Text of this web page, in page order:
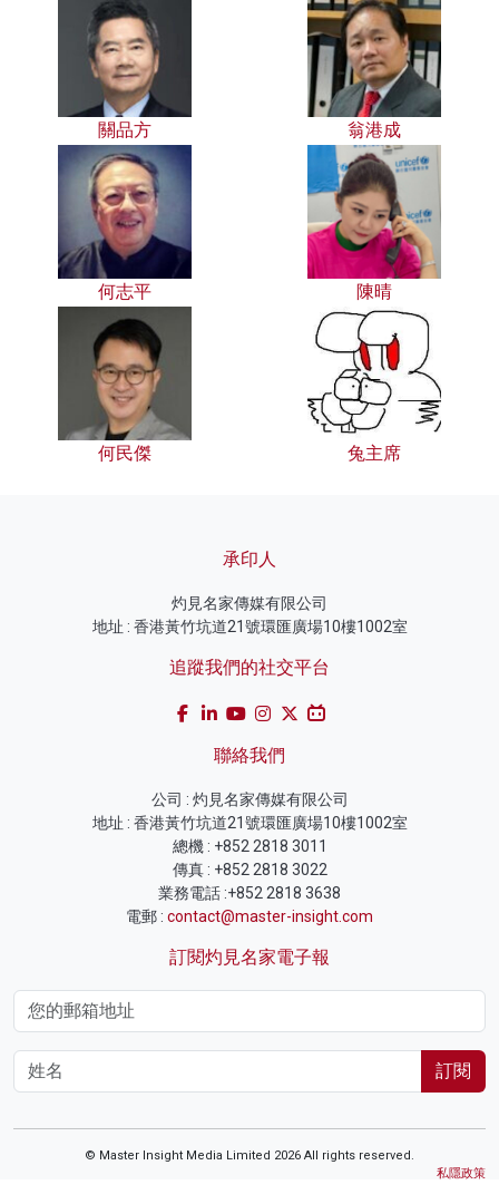
關品方 翁港成
何志平 陳晴
何民傑 兔主席
承印人
灼見名家傳媒有限公司
地址 : 香港黃竹坑道21號環匯廣場10樓1002室
追蹤我們的社交平台
聯絡我們
公司 : 灼見名家傳媒有限公司
地址 : 香港黃竹坑道21號環匯廣場10樓1002室
總機 : +852 2818 3011
傳真 : +852 2818 3022
業務電話 :+852 2818 3638
電郵 : contact@master-insight.com
訂閱灼見名家電子報
訂閱
© Master Insight Media Limited 2026 All rights reserved.
私隱政策